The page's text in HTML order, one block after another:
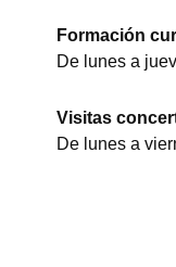
Formación
De lunes a
Visitas
De lunes a